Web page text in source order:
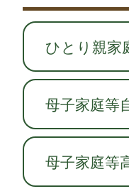
ひとり親家
母子家庭等
母子家庭等